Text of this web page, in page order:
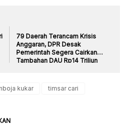
79 Daerah Terancam Krisis
Anggaran, DPR Desak
Pemerintah Segera Cairkan
Tambahan DAU Rp14 Triliun
kukar timsar cari